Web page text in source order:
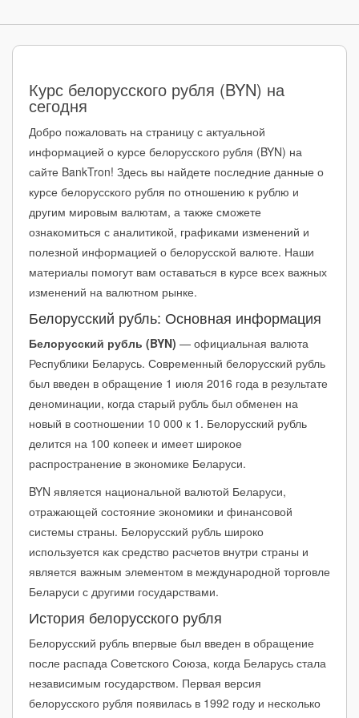
октябрь 2024
+0.66₽ ↑ +2.32%
29.27₽
сентябрь 2024
август 2024
+0.69₽ ↑ +2.52%
июль 2024
июнь 2024
↓ -2.36%
май 2024
-0.27₽ ↓ -0.96%
28.25₽
апрель 2024
+0.15₽
март 2024
-0.01₽ ↓ -0.03%
28.38₽
+0.31₽ ↑ +1.09%
январь 2024
-0.47₽
2023 (среднее)
+2.28₽ ↑ +8.78%
28.24₽
декабрь 2023
-0.28₽ ↓ -0.97%
28.55₽
ноябрь 2023
-0.72₽ ↓ -2.44%
28.83₽
октябрь 2023
-0.12₽ ↓ -0.4%
29.55₽
сентябрь 2023
-0.54₽ ↓ -1.79%
август 2023
+0.35₽ ↑ +1.19%
июль 2023
+1.83₽ ↑ +6.52%
июнь 2023
+0.71₽ ↑ +2.6%
май 2023
-0.29₽ ↓ -1.06%
27.32₽
апрель 2023
+0.84₽ ↑ +3.13%
март 2023
+0.31₽ ↑ +1.16%
февраль 2023
+0.50₽ ↑ +1.93%
26.47₽
январь 2023
+0.46₽ ↑ +1.82%
2022 (среднее)
-3.06₽ ↓ -10.54% 25.96₽
Курс белорусского рубля (BYN) на
сегодня
Добро пожаловать на страницу с актуальной
информацией о курсе белорусского рубля (BYN) на
сайте BankTron! Здесь вы найдете последние данные о
курсе белорусского рубля по отношению к рублю и
другим мировым валютам, а также сможете
ознакомиться с аналитикой, графиками изменений и
полезной информацией о белорусской валюте. Наши
материалы помогут вам оставаться в курсе всех важных
изменений на валютном рынке.
Белорусский рубль: Основная информация
Белорусский рубль (BYN) — официальная валюта
Республики Беларусь. Современный белорусский рубль
был введен в обращение 1 июля 2016 года в результате
деноминации, когда старый рубль был обменен на
новый в соотношении 10 000 к 1. Белорусский рубль
делится на 100 копеек и имеет широкое
распространение в экономике Беларуси.
BYN является национальной валютой Беларуси,
отражающей состояние экономики и финансовой
системы страны. Белорусский рубль широко
используется как средство расчетов внутри страны и
является важным элементом в международной торговле
Беларуси с другими государствами.
История белорусского рубля
Белорусский рубль впервые был введен в обращение
после распада Советского Союза, когда Беларусь стала
независимым государством. Первая версия
белорусского рубля появилась в 1992 году и несколько